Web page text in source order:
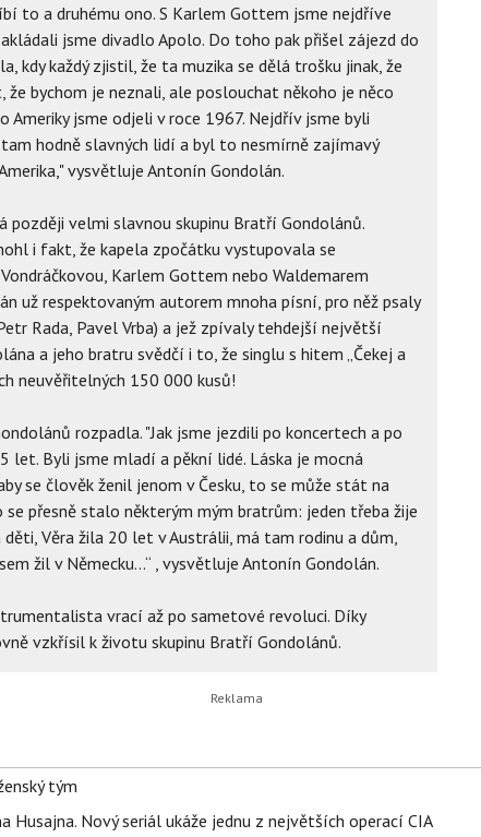
to a druhému ono. S Karlem Gottem jsme nejdříve
jsme divadlo Apolo. Do toho pak přišel zájezd do
kdy každý zjistil, že ta muzika se dělá trošku jinak, že
bychom je neznali, ale poslouchat někoho je něco
Ameriky jsme odjeli v roce 1967. Nejdřív jsme byli
hodně slavných lidí a byl to nesmírně zajímavý
vysvětluje Antonín Gondolán.
později velmi slavnou skupinu Bratří Gondolánů.
i fakt, že kapela zpočátku vystupovala se
Karlem Gottem nebo Waldemarem
už respektovaným autorem mnoha písní, pro něž psaly
Rada, Pavel Vrba) a jež zpívaly tehdejší největší
a jeho bratru svědčí i to, že singlu s hitem „Čekej a
neuvěřitelných 150 000 kusů!
rozpadla. "Jak jsme jezdili po koncertech a po
let. Byli jsme mladí a pěkní lidé. Láska je mocná
se člověk ženil jenom v Česku, to se může stát na
se přesně stalo některým mým bratrům: jeden třeba žije
Věra žila 20 let v Austrálii, má tam rodinu a dům,
žil v Německu...“ , vysvětluje Antonín Gondolán.
vrací až po sametové revoluci. Díky
vzkřísil k životu skupinu Bratří Gondolánů.
tým
Husajna. Nový seriál ukáže jednu z největších operací CIA